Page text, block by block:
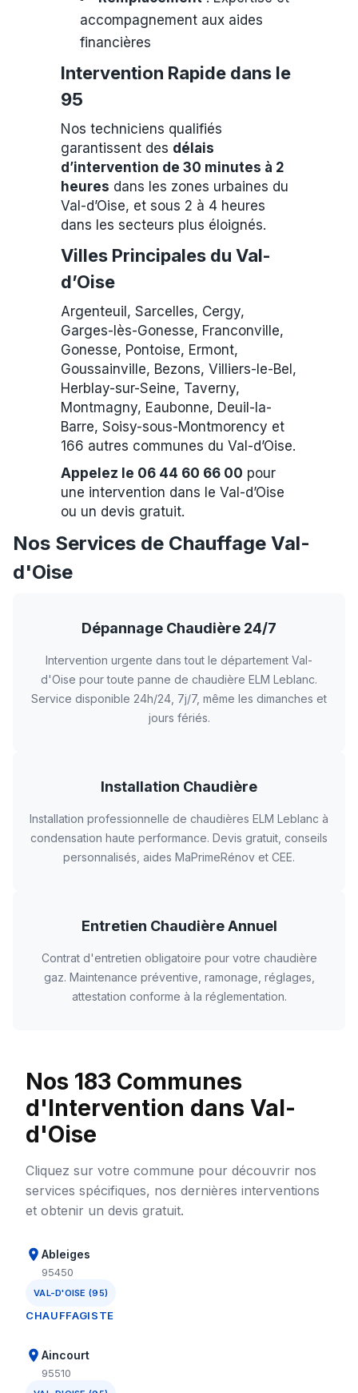
accompagnement aux aides
financières
Intervention Rapide dans le
95
Nos techniciens qualifiés
garantissent des délais
d’intervention de 30 minutes à 2
heures dans les zones urbaines du
Val-d’Oise, et sous 2 à 4 heures
dans les secteurs plus éloignés.
Villes Principales du Val-
d’Oise
Argenteuil, Sarcelles, Cergy,
Garges-lès-Gonesse, Franconville,
Gonesse, Pontoise, Ermont,
Goussainville, Bezons, Villiers-le-Bel,
Herblay-sur-Seine, Taverny,
Montmagny, Eaubonne, Deuil-la-
Barre, Soisy-sous-Montmorency et
166 autres communes du Val-d’Oise.
Appelez le 06 44 60 66 00 pour
une intervention dans le Val-d’Oise
ou un devis gratuit.
Nos Services de Chauffage Val-
d'Oise
Dépannage Chaudière 24/7
Intervention urgente dans tout le département Val-
d'Oise pour toute panne de chaudière ELM Leblanc.
Service disponible 24h/24, 7j/7, même les dimanches et
jours fériés.
Installation Chaudière
Installation professionnelle de chaudières ELM Leblanc à
condensation haute performance. Devis gratuit, conseils
personnalisés, aides MaPrimeRénov et CEE.
Entretien Chaudière Annuel
Contrat d'entretien obligatoire pour votre chaudière
gaz. Maintenance préventive, ramonage, réglages,
attestation conforme à la réglementation.
Nos 183 Communes
d'Intervention dans Val-
d'Oise
Cliquez sur votre commune pour découvrir nos
services spécifiques, nos dernières interventions
et obtenir un devis gratuit.
Ableiges
95450
VAL-D'OISE (95)
CHAUFFAGISTE
Aincourt
95510